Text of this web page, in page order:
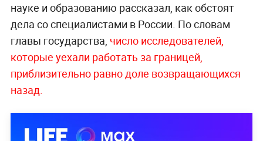
науке и образованию рассказал, как обстоят
дела со специалистами в России. По словам
главы государства, число исследователей,
которые уехали работать за границей,
приблизительно равно доле возвращающихся
назад.